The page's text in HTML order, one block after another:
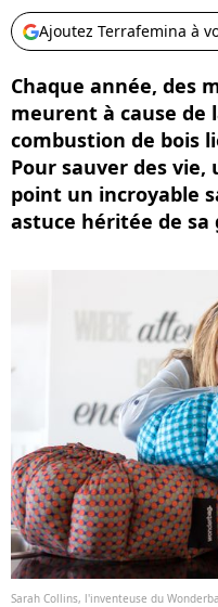
Ajoutez Terrafemina à
Chaque année, des
meurent à cause de
combustion de bois
Pour sauver des
point un incroyable
astuce héritée de sa
Sarah Collins, l'inventeuse du